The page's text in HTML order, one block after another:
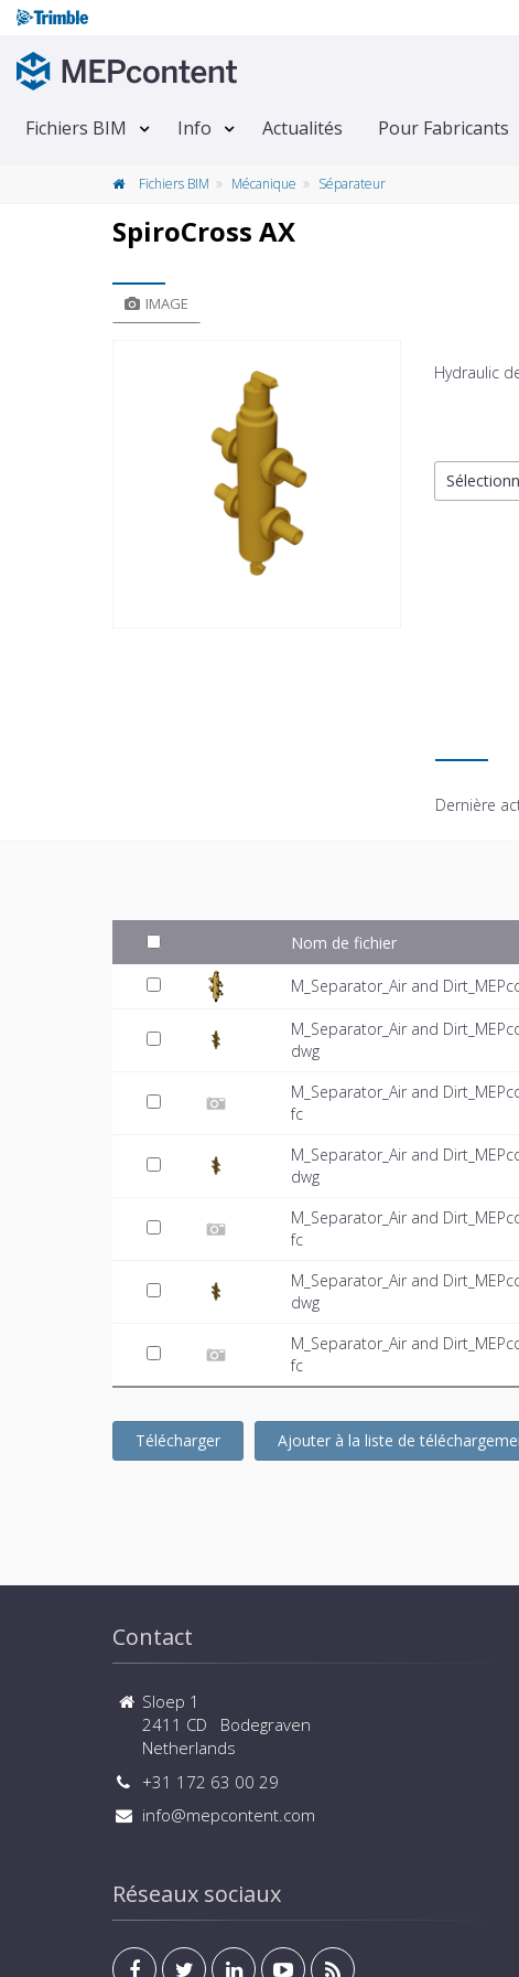
Fichiers BIM Info Actualités Pour Fabricants
Fichiers BIM Mécanique Séparateur
SpiroCross AX
IMAGE
Hydraulic
Dernière
Nom de fichier
M_Separator_Air and
M_Separator_Air and
dwg
M_Separator_Air and
fc
M_Separator_Air and
dwg
M_Separator_Air and
fc
M_Separator_Air and
dwg
M_Separator_Air and
fc
Télécharger Ajouter à la liste de
Contact
Sloep 1
2411 CD Bodegraven
Netherlands
+31 172 63 00 29
info@mepcontent.com
Réseaux sociaux